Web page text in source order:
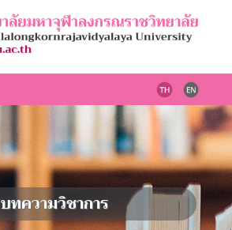
บทความวิชาการ